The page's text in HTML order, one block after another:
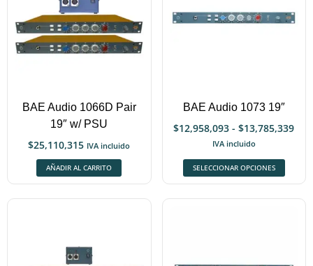
BAE Audio 1066D Pair
19″ w/ PSU
$25,110,315 IVA incluido
AÑADIR AL CARRITO
BAE Audio 1073 19″
$12,958,093 - $13,785,339
IVA incluido
SELECCIONAR OPCIONES